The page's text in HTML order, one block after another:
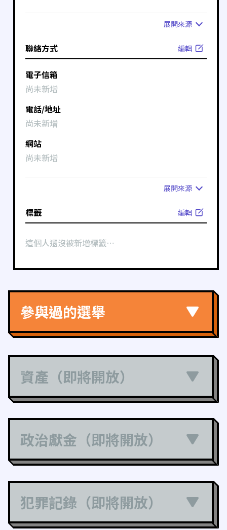
展開來源
聯絡方式 編輯
電子信箱
尚未新增
電話/地址
尚未新增
網站
尚未新增
展開來源
標籤 編輯
這個人還沒被新增標籤⋯
參與過的選舉
資產（即將開放）
政治獻金（即將開放）
犯罪記錄（即將開放）